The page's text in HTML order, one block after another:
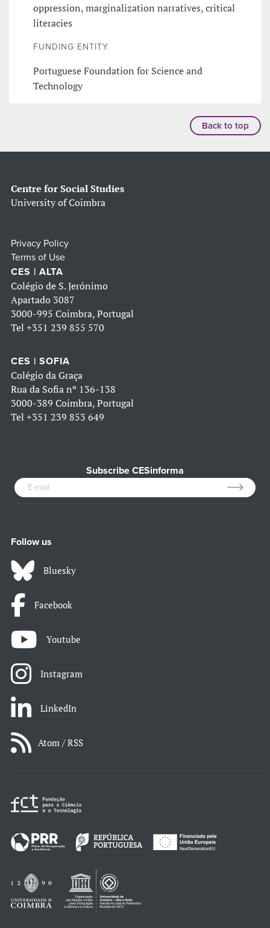
oppression, marginalization narratives, critical
literacies
FUNDING ENTITY
Portuguese Foundation for Science and
Technology
Back to top
Centre for Social Studies
University of Coimbra
Privacy Policy
Terms of Use
CES | ALTA
Colégio de S. Jerónimo
Apartado 3087
3000-995 Coimbra, Portugal
Tel +351 239 855 570
CES | SOFIA
Colégio da Graça
Rua da Sofia nº 136-138
3000-389 Coimbra, Portugal
Tel +351 239 853 649
Subscribe CESinforma
Follow us
Bluesky
Facebook
Youtube
Instagram
LinkedIn
Atom / RSS